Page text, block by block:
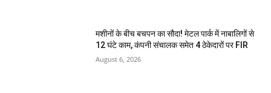
मशीनों के बीच बचपन का सौदा! मेटल पार्क में नाबालिगों से
12 घंटे काम, कंपनी संचालक समेत 4 ठेकेदारों पर FIR
August 6, 2026